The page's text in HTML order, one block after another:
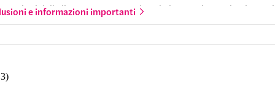
Village
Village
a piedi
Area di Al Seef (crociera in dhow)
arrivare
dalla lista curata, pagando solo le esperienze che ti
e informazioni importanti
)